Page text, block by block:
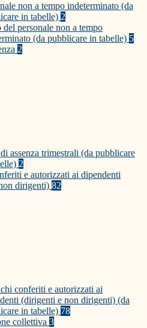
non a tempo indeterminato (da
in tabelle) 2
del personale non a tempo
(da pubblicare in tabelle) 5
2
assenza trimestrali (da pubblicare
2
e autorizzati ai dipendenti
dirigenti) 82
conferiti e autorizzati ai
(dirigenti e non dirigenti) (da
in tabelle) 78
collettiva 3